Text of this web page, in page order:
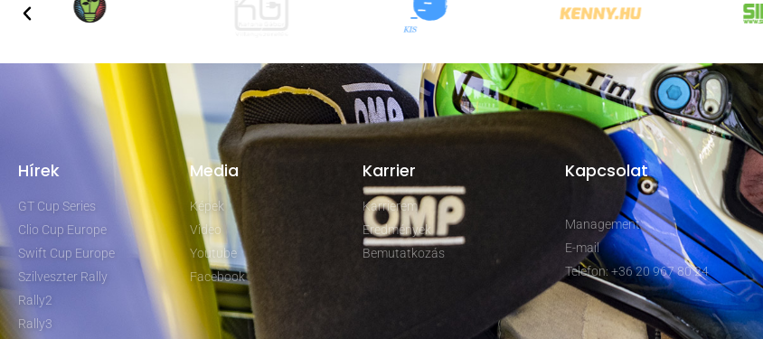
Hírek
GT Cup Series
Clio Cup Europe
Swift Cup Europe
Szilveszter Rally
Rally2
Rally3
Media
Képek
Video
Youtube
Facebook
Karrier
Karrierem
Eredmények
Bemutatkozás
Kapcsolat
Management
E-mail
Telefon: +36 20 967 80 24